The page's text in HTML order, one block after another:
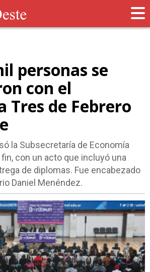
personas se
con el
Tres de Febrero
la Subsecretaría de Economía
con un acto que incluyó una
de diplomas. Fue encabezado
Daniel Menéndez.